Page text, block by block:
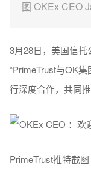
图 OKEx CEO
3月28日，美国信托
“PrimeTrust与OK
行深度合作，共同
PrimeTrust推特截图